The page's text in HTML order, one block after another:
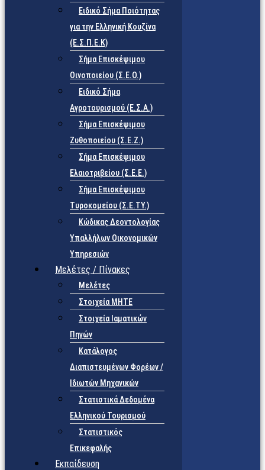
Ειδικό Σήμα Ποιότητας
για την Ελληνική Κουζίνα
(Ε.Σ.Π.Ε.Κ)
Σήμα Επισκέψιμου
Οινοποιείου (Σ.Ε.Ο.)
Ειδικό Σήμα
Αγροτουρισμού (Ε.Σ.Α.)
Σήμα Επισκέψιμου
Ζυθοποιείου (Σ.Ε.Ζ.)
Σήμα Επισκέψιμου
Ελαιοτριβείου (Σ.Ε.Ε.)
Σήμα Επισκέψιμου
Τυροκομείου (Σ.Ε.TY.)
Κώδικας Δεοντολογίας
Υπαλλήλων Οικονομικών
Υπηρεσιών
Μελέτες / Πίνακες
Μελέτες
Στοιχεία ΜΗΤΕ
Στοιχεία Ιαματικών
Πηγών
Κατάλογος
Διαπιστευμένων Φορέων /
Ιδιωτών Μηχανικών
Στατιστικά Δεδομένα
Ελληνικού Τουρισμού
Στατιστικός
Επικεφαλής
Εκπαίδευση